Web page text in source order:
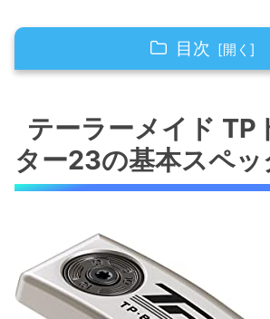
目次
ックと特徴
TPトラス パター23の設計
TPトラス パター23が解決
メリットと注意点
トラスヒール設計がもたらす安
トラスヒール設計とは何か
テーラーメイド TP
ター23の基本スペ